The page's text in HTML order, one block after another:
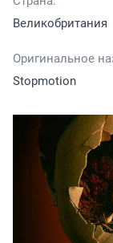
Великобритания
Оригинальное
Stopmotion